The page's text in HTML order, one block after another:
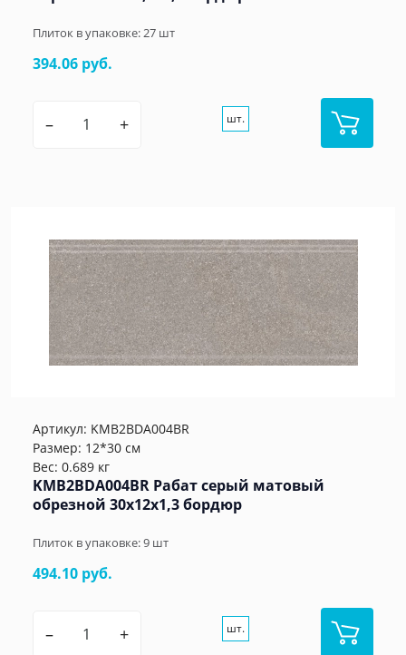
Плиток в упаковке:27 шт
394.06 руб.
– + шт.
Артикул: KMB2BDA004BR
Размер: 12*30 см
Вес: 0.689 кг
KMB2BDA004BR Рабат серый матовый
обрезной 30x12x1,3 бордюр
Плиток в упаковке:9 шт
494.10 руб.
– + шт.